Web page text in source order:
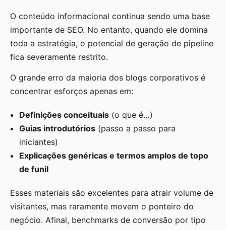
O conteúdo informacional continua sendo uma base
importante de SEO. No entanto, quando ele domina
toda a estratégia, o potencial de geração de pipeline
fica severamente restrito.
O grande erro da maioria dos blogs corporativos é
concentrar esforços apenas em:
Definições conceituais (o que é…)
Guias introdutórios (passo a passo para
iniciantes)
Explicações genéricas e termos amplos de topo
de funil
Esses materiais são excelentes para atrair volume de
visitantes, mas raramente movem o ponteiro do
negócio. Afinal, benchmarks de conversão por tipo